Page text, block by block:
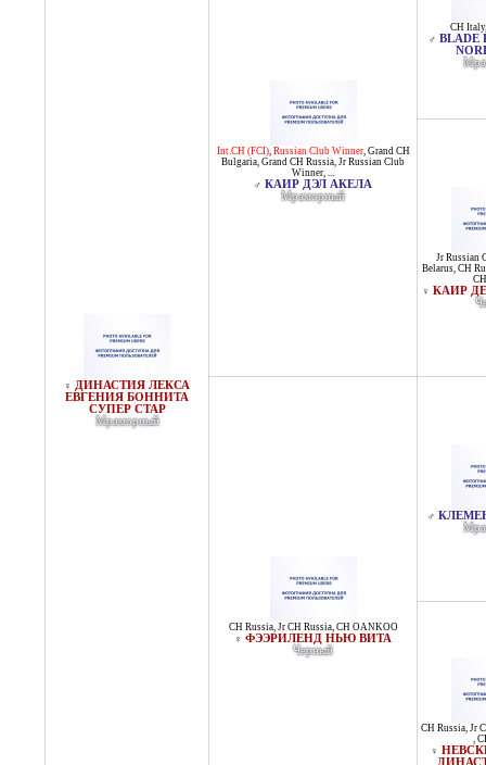
♀ ДИНАСТИЯ ЛЕКСА
ЕВГЕНИЯ БОННИТА
СУПЕР СТАР
Мраморный
Int.CH (FCI), Russian Club Winner, Grand CH
Bulgaria, Grand CH Russia, Jr Russian Club
Winner, ...
♂ КАИР ДЭЛ АКЕЛА
Мраморный
CH Italy
♂ BLADE
Jr Russian
Belarus, CH
♀ КАИР
CH Russia, Jr CH Russia, CH OANKOO
♀ ФЭЭРИЛЕНД НЬЮ ВИТА
Черный
♂
CH Russia, Jr
,
♀